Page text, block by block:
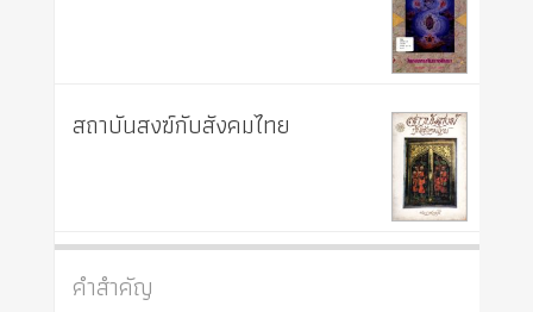
สถาบันสงฆ์กับสังคมไทย
คำสำคัญ